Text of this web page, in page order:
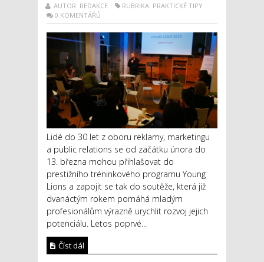
AUTOR: REDAKCE
RUBRIKA: PRAKTICKÉ TIPY
0 KOMENTÁŘŮ
Lidé do 30 let z oboru reklamy, marketingu
a public relations se od začátku února do
13. března mohou přihlašovat do
prestižního tréninkového programu Young
Lions a zapojit se tak do soutěže, která již
dvanáctým rokem pomáhá mladým
profesionálům výrazně urychlit rozvoj jejich
potenciálu. Letos poprvé...
Číst dál